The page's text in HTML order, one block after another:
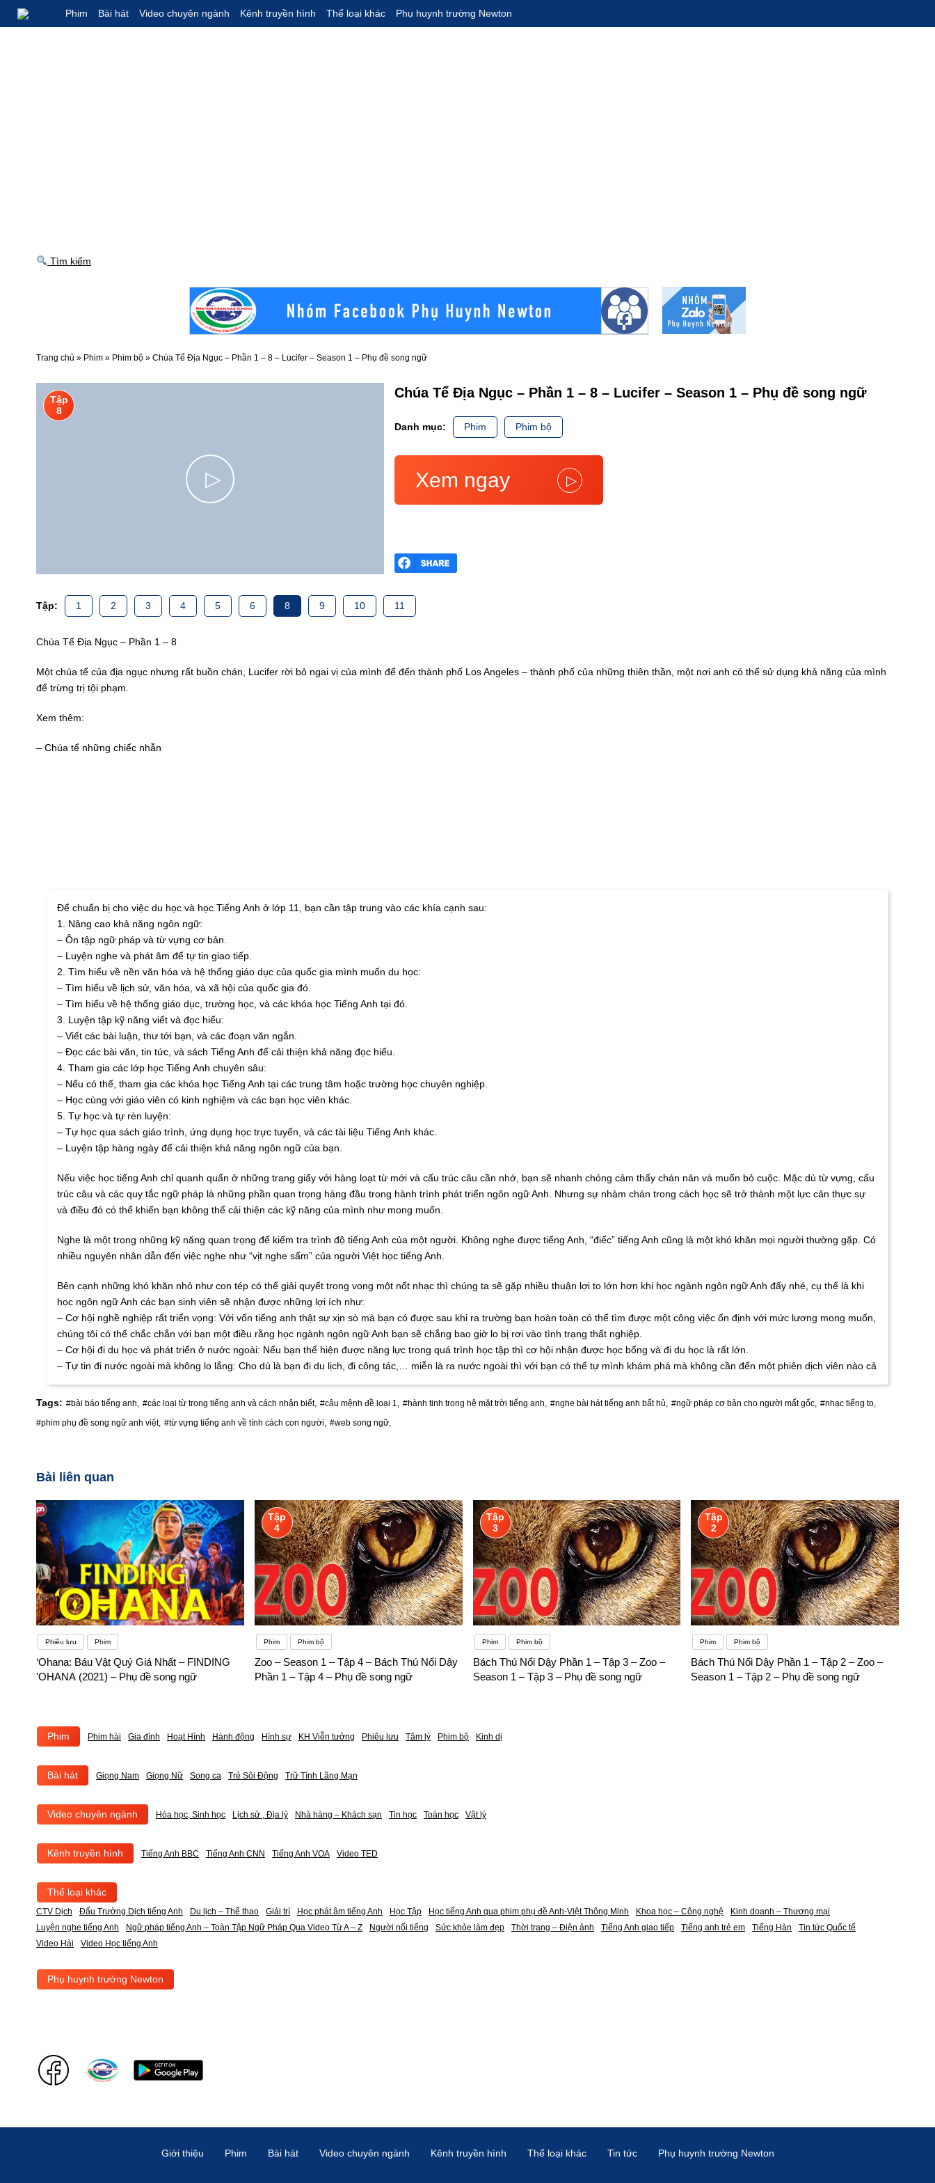
Phim Bài hát Video chuyên ngành Kênh truyền hình Thể loại khác Phụ huynh trường Newton
Tìm kiếm
Trang chủ » Phim » Phim bộ » Chúa Tể Địa Ngục – Phần 1 – 8 – Lucifer – Season 1 – Phụ đề song ngữ
▷
Tập
8
Chúa Tể Địa Ngục – Phần 1 – 8 – Lucifer – Season 1 – Phụ đề song ngữ
Danh mục: Phim Phim bộ
Xem ngay ▷
Tập: 1 2 3 4 5 6 8 9 10 11
Chúa Tể Địa Ngục – Phần 1 – 8
Một chúa tể của địa ngục nhưng rất buồn chán, Lucifer rời bỏ ngai vị của mình để đến thành phố Los Angeles – thành phố của những thiên thần, một nơi anh có thể sử dụng khả năng của mình
để trừng trị tội phạm.
Xem thêm:
– Chúa tể những chiếc nhẫn
Để chuẩn bị cho việc du học và học Tiếng Anh ở lớp 11, bạn cần tập trung vào các khía cạnh sau:
1. Nâng cao khả năng ngôn ngữ:
– Ôn tập ngữ pháp và từ vựng cơ bản.
– Luyện nghe và phát âm để tự tin giao tiếp.
2. Tìm hiểu về nền văn hóa và hệ thống giáo dục của quốc gia mình muốn du học:
– Tìm hiểu về lịch sử, văn hóa, và xã hội của quốc gia đó.
– Tìm hiểu về hệ thống giáo dục, trường học, và các khóa học Tiếng Anh tại đó.
3. Luyện tập kỹ năng viết và đọc hiểu:
– Viết các bài luận, thư tới bạn, và các đoạn văn ngắn.
– Đọc các bài văn, tin tức, và sách Tiếng Anh để cải thiện khả năng đọc hiểu.
4. Tham gia các lớp học Tiếng Anh chuyên sâu:
– Nếu có thể, tham gia các khóa học Tiếng Anh tại các trung tâm hoặc trường học chuyên nghiệp.
– Học cùng với giáo viên có kinh nghiệm và các bạn học viên khác.
5. Tự học và tự rèn luyện:
– Tự học qua sách giáo trình, ứng dụng học trực tuyến, và các tài liệu Tiếng Anh khác.
– Luyện tập hàng ngày để cải thiện khả năng ngôn ngữ của bạn.
Nếu việc học tiếng Anh chỉ quanh quẩn ở những trang giấy với hàng loạt từ mới và cấu trúc câu cần nhớ, bạn sẽ nhanh chóng cảm thấy chán nản và muốn bỏ cuộc. Mặc dù từ vựng, cấu
trúc câu và các quy tắc ngữ pháp là những phần quan trọng hàng đầu trong hành trình phát triển ngôn ngữ Anh. Nhưng sự nhàm chán trong cách học sẽ trở thành một lực cản thực sự
và điều đó có thể khiến bạn không thể cải thiện các kỹ năng của mình như mong muốn.
Nghe là một trong những kỹ năng quan trọng để kiểm tra trình độ tiếng Anh của một người. Không nghe được tiếng Anh, “điếc” tiếng Anh cũng là một khó khăn mọi người thường gặp. Có
nhiều nguyên nhân dẫn đến việc nghe như “vịt nghe sấm” của người Việt học tiếng Anh.
Bên cạnh những khó khăn nhỏ như con tép có thể giải quyết trong vong một nốt nhạc thì chúng ta sẽ gặp nhiều thuận lợi to lớn hơn khi học ngành ngôn ngữ Anh đấy nhé, cụ thể là khi
học ngôn ngữ Anh các bạn sinh viên sẽ nhận được những lợi ích như:
– Cơ hội nghề nghiệp rất triển vọng: Với vốn tiếng anh thật sự xịn sò mà bạn có được sau khi ra trường bạn hoàn toàn có thể tìm được một công việc ổn định với mức lương mong muốn,
chúng tôi có thể chắc chắn với bạn một điều rằng học ngành ngôn ngữ Anh bạn sẽ chẳng bao giờ lo bị rơi vào tình trạng thất nghiệp.
– Cơ hội đi du học và phát triển ở nước ngoài: Nếu bạn thể hiện được năng lực trong quá trình học tập thì cơ hội nhận được học bổng và đi du học là rất lớn.
– Tự tin đi nước ngoài mà không lo lắng: Cho dù là bạn đi du lịch, đi công tác,… miễn là ra nước ngoài thì với bạn có thể tự mình khám phá mà không cần đến một phiên dịch viên nào cả
Tags: #bài báo tiếng anh, #các loại từ trong tiếng anh và cách nhận biết, #câu mệnh đề loại 1, #hành tinh trong hệ mặt trời tiếng anh, #nghe bài hát tiếng anh bất hủ, #ngữ pháp cơ bản cho người mất gốc, #nhạc tiếng to,
#phim phụ đề song ngữ anh việt, #từ vựng tiếng anh về tính cách con người, #web song ngữ,
Bài liên quan
Phiêu lưu Phim
‘Ohana: Báu Vật Quý Giá Nhất – FINDING
'OHANA (2021) – Phụ đề song ngữ
Tập
4
Phim Phim bộ
Zoo – Season 1 – Tập 4 – Bách Thú Nổi Dậy
Phần 1 – Tập 4 – Phụ đề song ngữ
Tập
3
Phim Phim bộ
Bách Thú Nổi Dậy Phần 1 – Tập 3 – Zoo –
Season 1 – Tập 3 – Phụ đề song ngữ
Tập
2
Phim Phim bộ
Bách Thú Nổi Dậy Phần 1 – Tập 2 – Zoo –
Season 1 – Tập 2 – Phụ đề song ngữ
Phim Phim hài Gia đình Hoạt Hình Hành động Hình sự KH Viễn tưởng Phiêu lưu Tâm lý Phim bộ Kinh dị
Bài hát Giọng Nam Giọng Nữ Song ca Trẻ Sôi Động Trữ Tình Lãng Mạn
Video chuyên ngành Hóa học, Sinh học Lịch sử , Địa lý Nhà hàng – Khách sạn Tin học Toán học Vật lý
Kênh truyền hình Tiếng Anh BBC Tiếng Anh CNN Tiếng Anh VOA Video TED
Thể loại khác
CTV Dịch Đấu Trường Dịch tiếng Anh Du lịch – Thể thao Giải trí Học phát âm tiếng Anh Học Tập Học tiếng Anh qua phim phụ đề Anh-Việt Thông Minh Khoa học – Công nghệ
Kinh doanh – Thương mại
Luyện nghe tiếng Anh
Ngữ pháp tiếng Anh – Toàn Tập Ngữ Pháp Qua Video Từ A – Z Người nổi tiếng Sức khỏe làm đẹp Thời trang – Điện ảnh Tiếng Anh giao tiếp Tiếng anh trẻ em Tiếng Hàn
Tin tức Quốc tế
Video Hài
Video Học tiếng Anh
Phụ huynh trường Newton
Giới thiệu Phim Bài hát Video chuyên ngành Kênh truyền hình Thể loại khác Tin tức Phụ huynh trường Newton